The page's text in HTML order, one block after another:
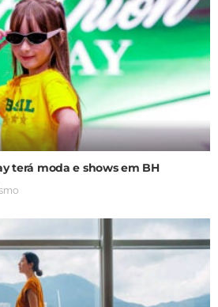
terá moda e shows em BH